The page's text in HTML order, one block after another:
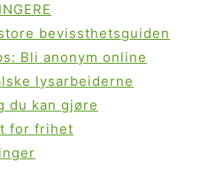
bevissthetsguiden
Bli anonym online
lysarbeiderne
du kan gjøre
for frihet